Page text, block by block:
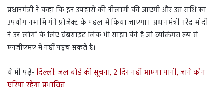
प्रधानमंत्री ने कहा कि इन उपहारों की नीलामी की जाएगी और उस राशि का
उपयोग नमामि गंगे प्रोजेक्ट के पहल में किया जाएगा। प्रधानमंत्री नरेंद्र मोदी
ने उन लोगों के लिए वेबसाइट लिंक भी साझा की है जो व्यक्तिगत रूप से
एनजीएमए में नहीं पहुंच सकते हैं।
ये भी पढ़ें- दिल्ली: जल बोर्ड की सूचना, 2 दिन नहीं आएगा पानी, जाने कौन
एरिया रहेगा प्रभावित